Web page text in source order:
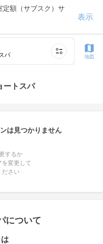
定額（サブスク）サ
表示
パ
地図
ートスパ
は見つかりません
するか
を変更して
ださい
について